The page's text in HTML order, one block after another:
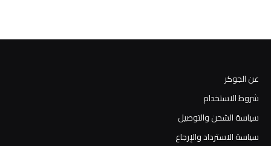
عن الجوكر
شروط الاستخدام
سياسة الشحن والتوصيل
سياسة الاسترداد والإرجاع